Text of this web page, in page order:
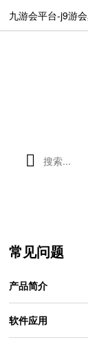
九游会平台-j9游
常见问题
产品简介
软件应用